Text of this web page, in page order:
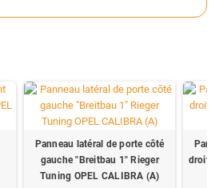
Panneau latéral de porte côté
gauche "Breitbau 1" Rieger
Tuning OPEL CALIBRA (A)
droit